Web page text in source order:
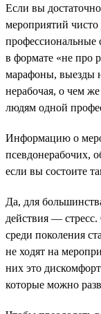
Если вы
мероприятий
профессиональные
в формате «не про
марафоны, выезды
нерабочая, о чем
людям одной
Информацию о
псевдонерабочих,
если вы состоите
Да, для
действия —
среди поколения
не ходят на
них это
которые можно